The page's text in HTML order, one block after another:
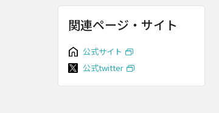
関連ページ・サイト
公式サイト
公式twitter